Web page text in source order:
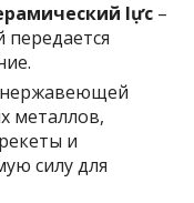
lực –
передается
металлов,
и
силу для